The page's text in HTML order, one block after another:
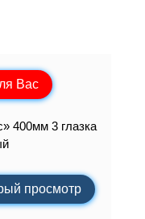
Вас
400мм 3 глазка
просмотр